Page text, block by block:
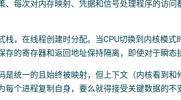
每次对内存映射、凭据和信号处理程序的访问
，在线程创建时分配。当CPU切换到内核模式
的寄存器和返回地址保持隔离，即使对于瞬态
统一的且始终被映射，但上下文（内核看到和
个进程复制自身，要么就得接受关键数据的不